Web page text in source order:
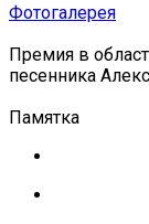
Фотогалерея
Премия в
песенника
Памятка